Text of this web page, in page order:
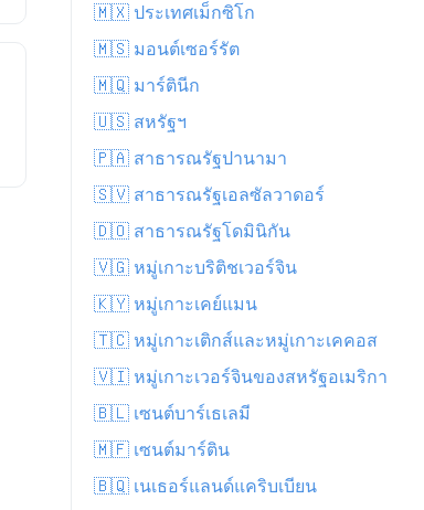
🇲🇽 ประเทศเม็กซิโก
🇲🇸 มอนต์เซอร์รัต
🇲🇶 มาร์ตินีก
🇺🇸 สหรัฐฯ
🇵🇦 สาธารณรัฐปานามา
🇸🇻 สาธารณรัฐเอลซัลวาดอร์
🇩🇴 สาธารณรัฐโดมินิกัน
🇻🇬 หมู่เกาะบริติชเวอร์จิน
🇰🇾 หมู่เกาะเคย์แมน
🇹🇨 หมู่เกาะเติกส์และหมู่เกาะเคคอส
🇻🇮 หมู่เกาะเวอร์จินของสหรัฐอเมริกา
🇧🇱 เซนต์บาร์เธเลมี
🇲🇫 เซนต์มาร์ติน
🇧🇶 เนเธอร์แลนด์แคริบเบียน